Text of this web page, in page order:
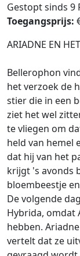
Gestopt sinds 9
Toegangsprijs:
ARIADNE EN
Bellerophon
het verzoek de
stier die in een
ziet het wel
te vliegen om
held van hemel
dat hij van het
krijgt 's avonds
bloembeestje
De volgende
Hybrida, omdat
hebben.
vertelt dat ze